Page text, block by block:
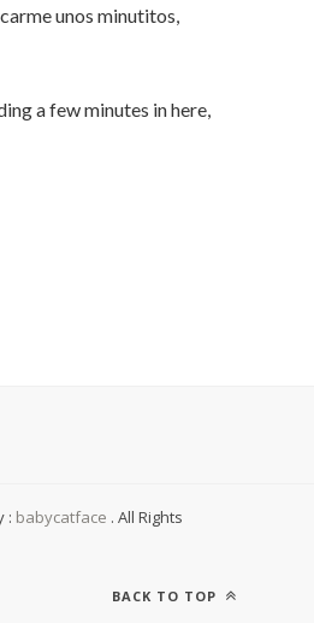
unos minutitos,
a few minutes in here,
: babycatface . All Rights
BACK TO TOP